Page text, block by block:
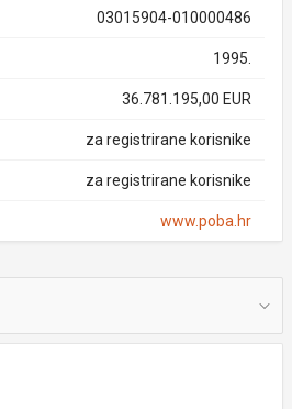
03015904-010000486
1995.
36.781.195,00 EUR
za registrirane korisnike
za registrirane korisnike
www.poba.hr